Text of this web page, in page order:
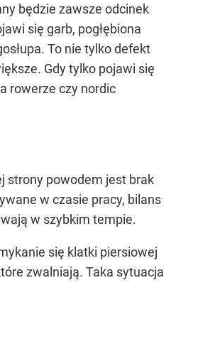
będzie zawsze odcinek
się garb, pogłębiona
To nie tylko defekt
Gdy tylko pojawi się
rowerze czy nordic
strony powodem jest brak
w czasie pracy, bilans
w szybkim tempie.
się klatki piersiowej
zwalniają. Taka sytuacja